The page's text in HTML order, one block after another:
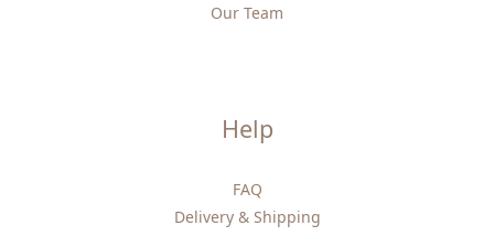
Our Team
Help
FAQ
Delivery & Shipping